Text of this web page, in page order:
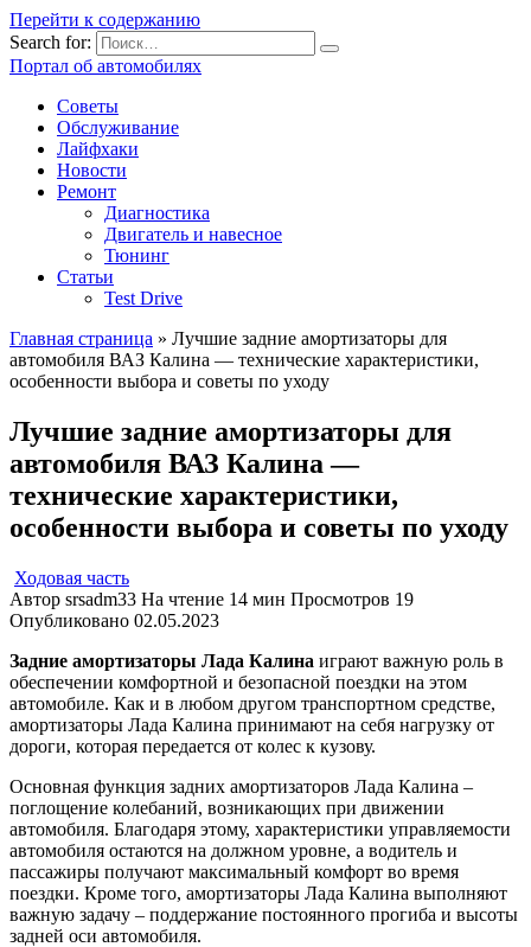
Перейти к содержанию
Search for:
Портал об автомобилях
Советы
Обслуживание
Лайфхаки
Новости
Ремонт
Диагностика
Двигатель и навесное
Тюнинг
Статьи
Test Drive
Главная страница » Лучшие задние амортизаторы для
автомобиля ВАЗ Калина — технические характеристики,
особенности выбора и советы по уходу
Лучшие задние амортизаторы для
автомобиля ВАЗ Калина —
технические характеристики,
особенности выбора и советы по уходу
Ходовая часть
Автор srsadm33 На чтение 14 мин Просмотров 19
Опубликовано 02.05.2023
Задние амортизаторы Лада Калина играют важную роль в
обеспечении комфортной и безопасной поездки на этом
автомобиле. Как и в любом другом транспортном средстве,
амортизаторы Лада Калина принимают на себя нагрузку от
дороги, которая передается от колес к кузову.
Основная функция задних амортизаторов Лада Калина –
поглощение колебаний, возникающих при движении
автомобиля. Благодаря этому, характеристики управляемости
автомобиля остаются на должном уровне, а водитель и
пассажиры получают максимальный комфорт во время
поездки. Кроме того, амортизаторы Лада Калина выполняют
важную задачу – поддержание постоянного прогиба и высоты
задней оси автомобиля.